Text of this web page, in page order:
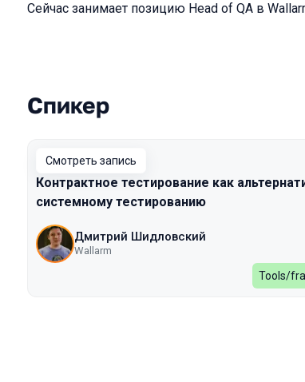
Сейчас занимает позицию Head of QA в
Выступления в сезоне 2022
Спикер
Смотреть запись
Контрактное тестирование как
системному тестированию
Дмитрий Шидловский
Wallarm
Tools/